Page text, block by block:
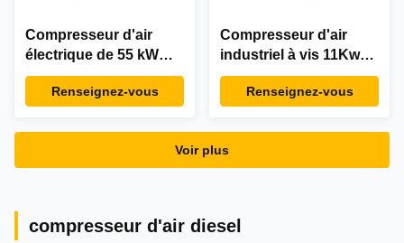
Compresseur d'air
électrique de 55 kW
100 ch 10m3/min 8 bar
Compresseur de gaz
Renseignez-vous
Compresseur d'air
industriel à vis 11Kw
15HP 116 Psi 8 bars
sans courroie
Renseignez-vous
Voir plus
compresseur d'air diesel